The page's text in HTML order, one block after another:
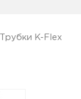
Трубки K-Flex